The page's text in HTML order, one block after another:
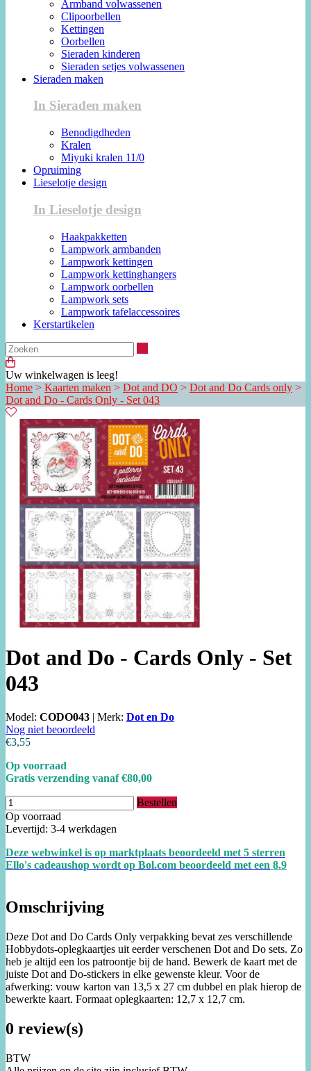
Armband volwassenen
Clipoorbellen
Kettingen
Oorbellen
Sieraden kinderen
Sieraden setjes volwassenen
Sieraden maken
In Sieraden maken
Benodigdheden
Kralen
Miyuki kralen 11/0
Opruiming
Lieselotje design
In Lieselotje design
Haakpakketten
Lampwork armbanden
Lampwork kettingen
Lampwork kettinghangers
Lampwork oorbellen
Lampwork sets
Lampwork tafelaccessoires
Kerstartikelen
Uw winkelwagen is leeg!
Home > Kaarten maken > Dot and DO > Dot and Do Cards only >
Dot and Do - Cards Only - Set 043
Dot and Do - Cards Only - Set
043
Model: CODO043 | Merk: Dot en Do
Nog niet beoordeeld
€3,55
Op voorraad
Gratis verzending vanaf €80,00
Bestellen
Op voorraad
Levertijd: 3-4 werkdagen
Deze webwinkel is op marktplaats beoordeeld met 5 sterren
Ello's cadeaushop wordt op Bol.com beoordeeld met een 8.9
Omschrijving
Deze Dot and Do Cards Only verpakking bevat zes verschillende
Hobbydots-oplegkaartjes uit eerder verschenen Dot and Do sets. Zo
heb je altijd een los patroontje bij de hand. Bewerk de kaart met de
juiste Dot and Do-stickers in elke gewenste kleur. Voor de
afwerking: vouw karton van 13,5 x 27 cm dubbel en plak hierop de
bewerkte kaart. Formaat oplegkaarten: 12,7 x 12,7 cm.
0 review(s)
BTW